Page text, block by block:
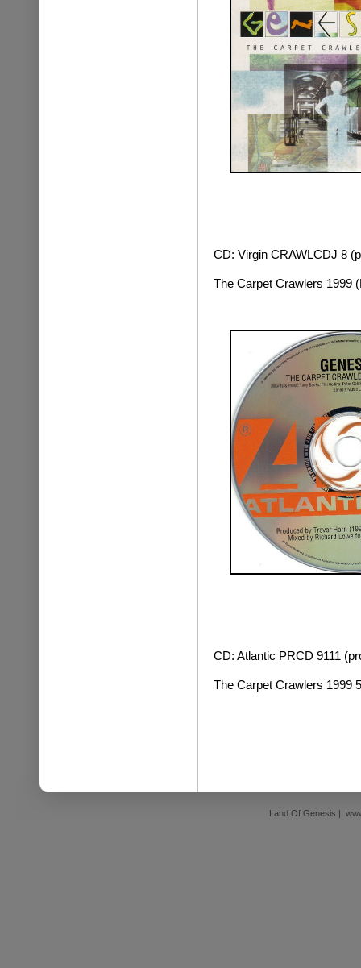
CD: Virgin CRAWLCDJ 8
The Carpet Crawlers 1999
CD: Atlantic PRCD 9111
The Carpet Crawlers 1999
Land Of Genesis |